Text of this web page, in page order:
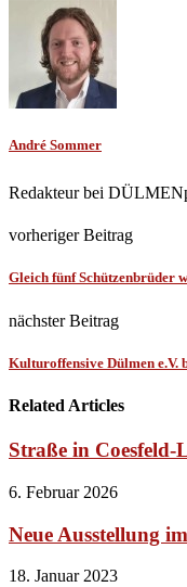
André Sommer
Redakteur bei
vorheriger Beitrag
Gleich fünf Schützenbrüder
nächster Beitrag
Kulturoffensive Dülmen e.V.
Related Articles
Straße in Coesfeld-
6. Februar 2026
Neue Ausstellung
18. Januar 2023